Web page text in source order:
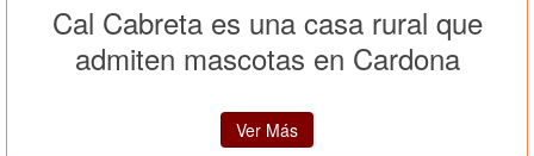
Cal Cabreta es una casa rural que
admiten mascotas en Cardona
Ver Más